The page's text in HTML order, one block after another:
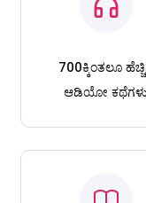
700ಕ್ಕಿಂತಲೂ
ಆಡಿಯೋ ಕಥೆಗಳು